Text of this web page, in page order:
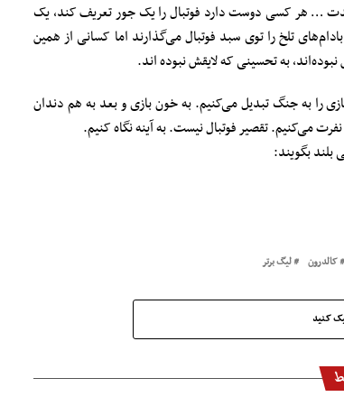
وحدت … هر کسی دوست دارد فوتبال را یک جور تعریف کند، یک
تلخ را توی سبد فوتبال می‌گذارند اما کسانی از همین
نبوده‌اند، به تحسینی که لایقش نبوده اند.
را به جنگ تبدیل می‌کنیم. به خون بازی و بعد به هم دندان
می‌کنیم. تقصیر فوتبال نیست. به آینه نگاه کنیم.
بگویند:
کالدرون لیگ برتر
کنید